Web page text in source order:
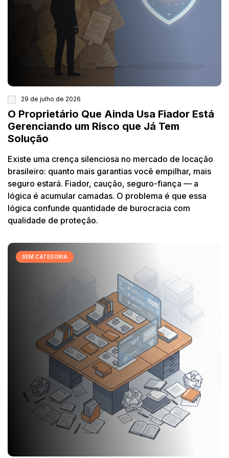
29 de julho de 2026
O Proprietário Que Ainda Usa Fiador Está
Gerenciando um Risco que Já Tem
Solução
Existe uma crença silenciosa no mercado de locação
brasileiro: quanto mais garantias você empilhar, mais
seguro estará. Fiador, caução, seguro-fiança — a
lógica é acumular camadas. O problema é que essa
lógica confunde quantidade de burocracia com
qualidade de proteção.
SEM CATEGORIA